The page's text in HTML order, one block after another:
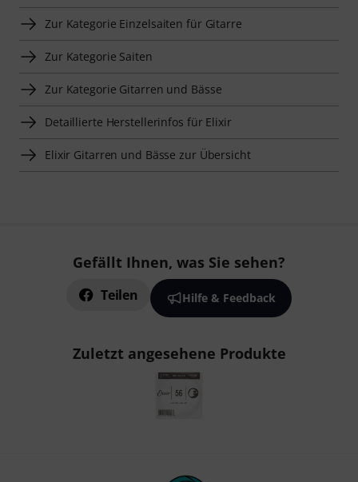
Zur Kategorie Einzelsaiten für Gitarre
Zur Kategorie Saiten
Zur Kategorie Gitarren und Bässe
Detaillierte Herstellerinfos für Elixir
Elixir Gitarren und Bässe zur Übersicht
Gefällt Ihnen, was Sie sehen?
Teilen Hilfe & Feedback
Zuletzt angesehene Produkte